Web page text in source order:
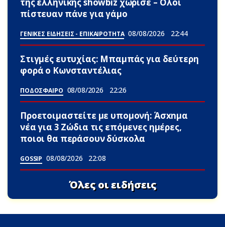
της ελληνικής showbiz χώρισε – Όλοι
πίστευαν πάνε για γάμο
ΓΕΝΙΚΕΣ ΕΙΔΗΣΕΙΣ - ΕΠΙΚΑΙΡΟΤΗΤΑ 08/08/2026 22:44
Στιγμές ευτυχίας: Μπαμπάς για δεύτερη
φορά ο Κωνσταντέλιας
ΠΟΔΟΣΦΑΙΡΟ 08/08/2026 22:26
Προετοιμαστείτε με υπομονή: Άσxnμα
νέα για 3 Zώδια τις επόμενες ημέρες,
ποιοι θα περάσουν δύσκολα
GOSSIP 08/08/2026 22:08
Όλες οι ειδήσεις